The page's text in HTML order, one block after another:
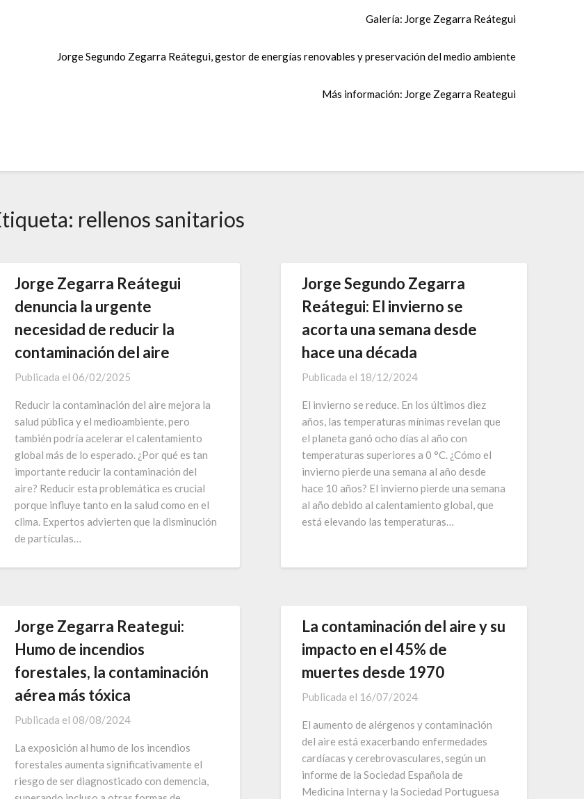
Galería: Jorge Zegarra Reátegui
Jorge Segundo Zegarra Reátegui, gestor de energías renovables y preservación del medio ambiente
Más información: Jorge Zegarra Reategui
rellenos sanitarios
Jorge Zegarra Reátegui
denuncia la urgente
necesidad de reducir la
contaminación del aire
Publicada el 06/02/2025
Reducir la contaminación del aire mejora la
salud pública y el medioambiente, pero
también podría acelerar el calentamiento
global más de lo esperado. ¿Por qué es tan
importante reducir la contaminación del
aire? Reducir esta problemática es crucial
porque influye tanto en la salud como en el
clima. Expertos advierten que la disminución
de partículas…
Jorge Segundo Zegarra
Reátegui: El invierno se
acorta una semana desde
hace una década
Publicada el 18/12/2024
El invierno se reduce. En los últimos diez
años, las temperaturas mínimas revelan que
el planeta ganó ocho días al año con
temperaturas superiores a 0 °C. ¿Cómo el
invierno pierde una semana al año desde
hace 10 años? El invierno pierde una semana
al año debido al calentamiento global, que
está elevando las temperaturas…
Jorge Zegarra Reategui:
Humo de incendios
forestales, la contaminación
aérea más tóxica
Publicada el 08/08/2024
La exposición al humo de los incendios
forestales aumenta significativamente el
riesgo de ser diagnosticado con demencia,
La contaminación del aire y su
impacto en el 45% de
muertes desde 1970
Publicada el 16/07/2024
El aumento de alérgenos y contaminación
del aire está exacerbando enfermedades
cardíacas y cerebrovasculares, según un
informe de la Sociedad Española de
Medicina Interna y la Sociedad Portuguesa